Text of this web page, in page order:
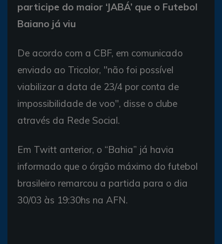
participe do maior ‘JABÁ’ que o Futebol
Baiano já viu
De acordo com a CBF, em comunicado
enviado ao Tricolor, "não foi possível
viabilizar a data de 23/4 por conta de
impossibilidade de voo", disse o clube
através da Rede Social.
Em Twitt anterior, o “Bahia” já havia
informado que o órgão máximo do futebol
brasileiro remarcou a partida para o dia
30/03 às 19:30hs na AFN.